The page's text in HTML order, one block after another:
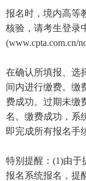
报名时，境内高等
核验，请考生登录
(www.cpta.com.cn/
在确认所填报、选
间内进行缴费。缴
费成功。过期未缴
名。缴费成功，系
即完成所有报名手
特别提醒：(1)由于
报名系统报名，提